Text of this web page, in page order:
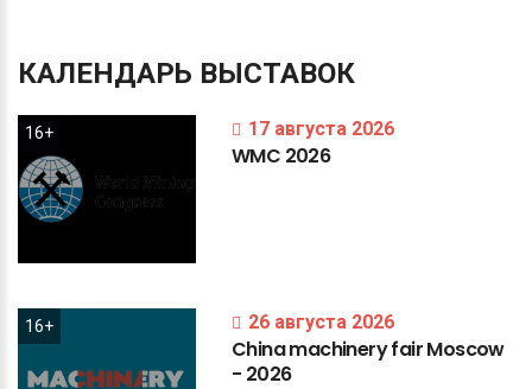
КАЛЕНДАРЬ ВЫСТАВОК
16+ 17 августа 2026
WMC 2026
16+ 26 августа 2026
ChinamachineryfairMoscow
- 2026